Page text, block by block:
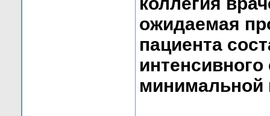
ожидаемая
пациента
минимальной